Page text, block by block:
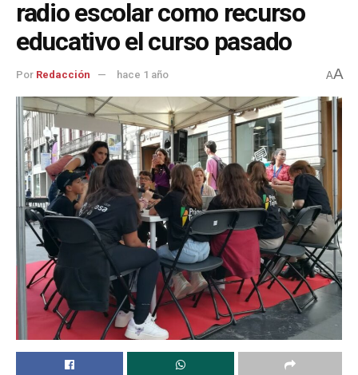
radio escolar como recurso
educativo el curso pasado
Por Redacción hace 1 año AA